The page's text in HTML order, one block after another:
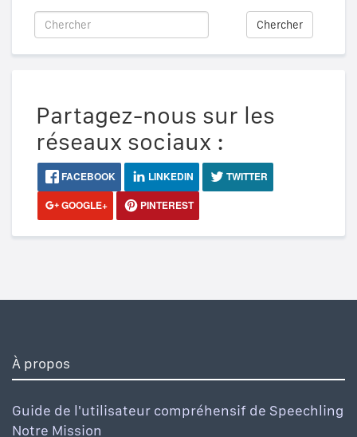
Chercher
Partagez-nous sur les
réseaux sociaux :
FACEBOOK LINKEDIN
TWITTER
GOOGLE+
PINTEREST
À propos
Guide de l'utilisateur compréhensif de Speechling
Notre Mission